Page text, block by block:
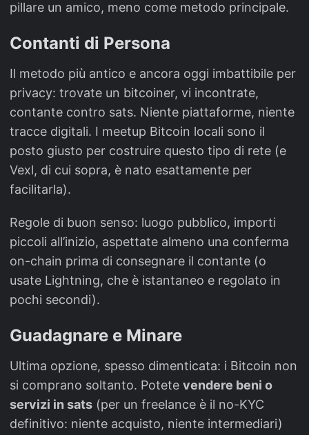
pillare un amico, meno come metodo principale.
Contanti di Persona
Il metodo più antico e ancora oggi imbattibile per
privacy: trovate un bitcoiner, vi incontrate,
contante contro sats. Niente piattaforme, niente
tracce digitali. I meetup Bitcoin locali sono il
posto giusto per costruire questo tipo di rete (e
Vexl, di cui sopra, è nato esattamente per
facilitarla).
Regole di buon senso: luogo pubblico, importi
piccoli all’inizio, aspettate almeno una conferma
on-chain prima di consegnare il contante (o
usate Lightning, che è istantaneo e regolato in
pochi secondi).
Guadagnare e Minare
Ultima opzione, spesso dimenticata: i Bitcoin non
si comprano soltanto. Potete vendere beni o
servizi in sats (per un freelance è il no-KYC
definitivo: niente acquisto, niente intermediari)